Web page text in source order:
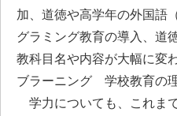
加、道徳や高学年の外国語
グラミング教育の導入、道
教科目名や内容が大幅に変
ブラーニング 学校教育の
学力についても、これま